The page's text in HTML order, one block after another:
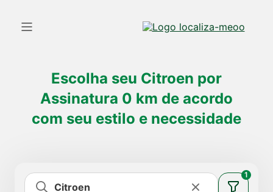
Escolha seu Citroen por
Assinatura 0 km de acordo
com seu estilo e necessidade
1